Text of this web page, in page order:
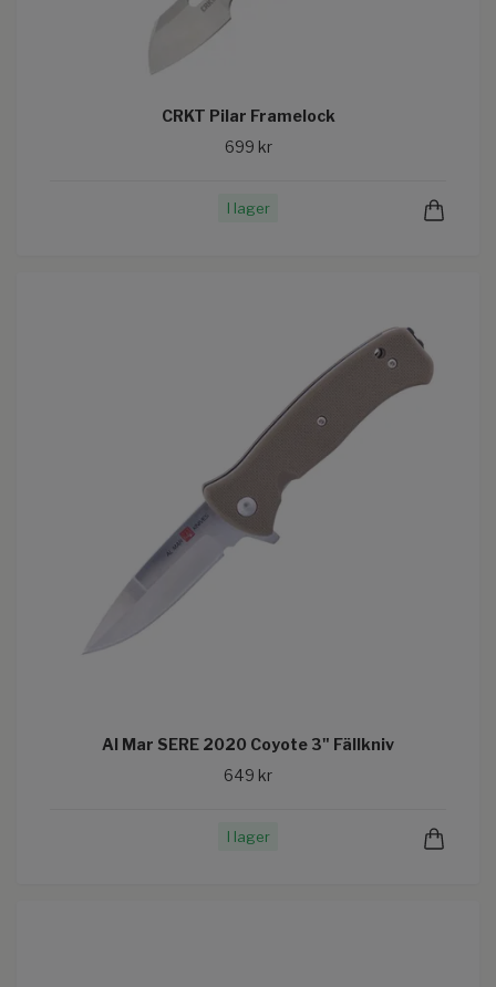
CRKT Pilar Framelock
699 kr
I lager
Al Mar SERE 2020 Coyote 3" Fällkniv
649 kr
I lager